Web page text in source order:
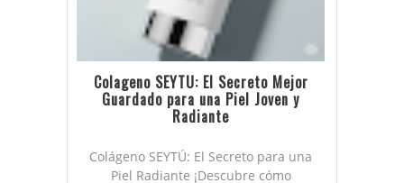
Colageno SEYTU: El Secreto Mejor
Guardado para una Piel Joven y
Radiante
Colágeno SEYTÚ: El Secreto para una
Piel Radiante ¡Descubre cómo